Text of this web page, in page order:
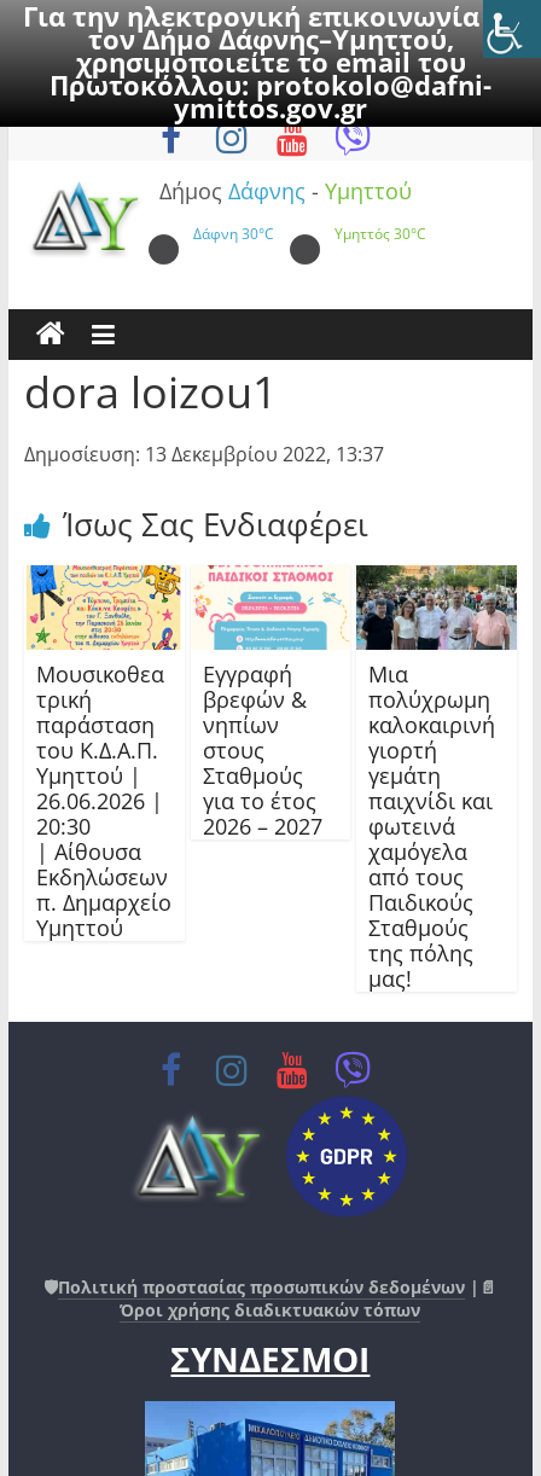
Για την ηλεκτρονική επικοινωνία με
τον Δήμο Δάφνης–Υμηττού,
χρησιμοποιείτε το email του
Πρωτοκόλλου:protokolo@dafni-
ymittos.gov.gr
to
Πέμπτη, 6 Αυγούστου 2026
Δήμος Δάφνης - Υμηττού
Δάφνη30°C Υμηττός30°C
dora loizou1
Δημοσίευση: 13 Δεκεμβρίου 2022, 13:37
Ίσως Σας Ενδιαφέρει
Μουσικοθεα
τρική
παράσταση
του Κ.Δ.Α.Π.
Υμηττού |
26.06.2026 |
20:30
| Αίθουσα
Εκδηλώσεων
π. Δημαρχείο
Υμηττού
Εγγραφή
βρεφών &
νηπίων
στους
Σταθμούς
για το έτος
2026 – 2027
Μια
πολύχρωμη
καλοκαιρινή
γιορτή
γεμάτη
παιχνίδι και
φωτεινά
χαμόγελα
από τους
Παιδικούς
Σταθμούς
της πόλης
μας!
🛡️Πολιτική προστασίας προσωπικών δεδομένων |📄
Όροι χρήσης διαδικτυακών τόπων
ΣΥΝΔΕΣΜΟΙ